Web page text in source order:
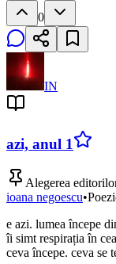
0
IN
azi, anul 1
Alegerea
ioana negoescu•
e azi. lumea începe
îi simt respirația în
ceva începe. ceva se